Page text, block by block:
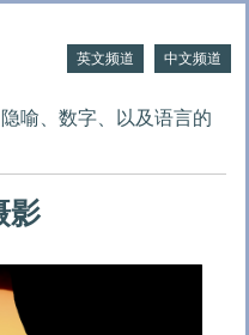
英文频道 中文频道
喻、数字、以及语言的
影